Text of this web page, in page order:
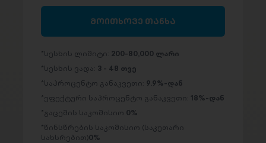
მოითხოვე თანხა
სესხის ლიმიტი: 200-80,000 ლარი
სესხის ვადა: 3 - 48 თვე
საპროცენტო განაკვეთი: 9.9%-დან
ეფექტური საპროცენტო განაკვეთი: 18%-დან
გაცემის საკომისიო 0%
წინსწრების საკომისიო (საკუთარი
სახსრებით)0%